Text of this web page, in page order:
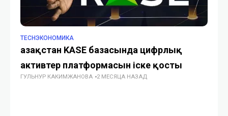
TECHЭКОНОМИКА
Қазақстан KASE базасында цифрлық
активтер платформасын іске қосты
ГУЛЬНУР КАКИМЖАНОВА 2 МЕСЯЦА НАЗАД